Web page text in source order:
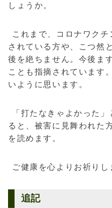
しょうか。
これまで、コロナワク
されている方や、こつ然
後を絶ちません。今後ま
ことも指摘されています
いように思います。
「打たなきゃよかった
ると、被害に見舞われた
を読めます。
ご健康を心よりお祈りし
追記